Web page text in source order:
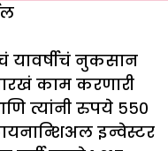
यावर्षीचं नुकसान
काम करणारी
त्यांनी रुपये ५५०
इन्वेस्टर